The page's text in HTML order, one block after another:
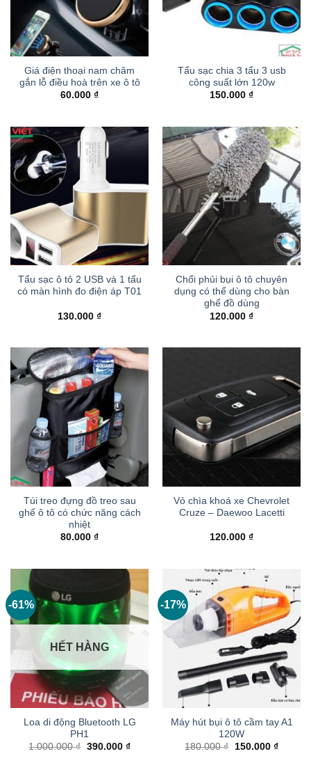
Giá điện thoại nam châm
gắn lỗ điều hoà trên xe ô tô
60.000 ₫
Tẩu sạc chia 3 tẩu 3 usb
công suất lớn 120w
150.000 ₫
Tẩu sạc ô tô 2 USB và 1 tẩu
có màn hình đo điện áp T01
130.000 ₫
Chổi phủi bụi ô tô chuyên
dụng có thể dùng cho bàn
ghế đồ dùng
120.000 ₫
Túi treo đựng đồ treo sau
ghế ô tô có chức năng cách
nhiệt
80.000 ₫
Vỏ chìa khoá xe Chevrolet
Cruze – Daewoo Lacetti
120.000 ₫
-61%
HẾT HÀNG
Loa di động Bluetooth LG
PH1
1.000.000₫ Giá
390.000 ₫Giá
-17%
Máy hút bụi ô tô cầm tay A1
120W
180.000₫
Giá
150.000 ₫Giá